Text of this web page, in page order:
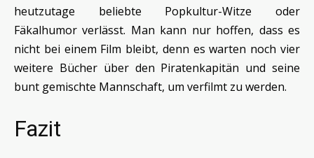
heutzutage beliebte Popkultur-Witze oder
Fäkalhumor verlässt. Man kann nur hoffen, dass es
nicht bei einem Film bleibt, denn es warten noch vier
weitere Bücher über den Piratenkapitän und seine
bunt gemischte Mannschaft, um verfilmt zu werden.
Fazit